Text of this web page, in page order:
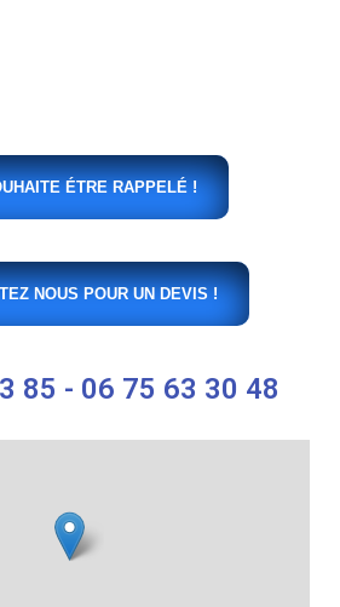
ÉTRE RAPPELÉ !
NOUS POUR UN DEVIS !
85 - 06 75 63 30 48